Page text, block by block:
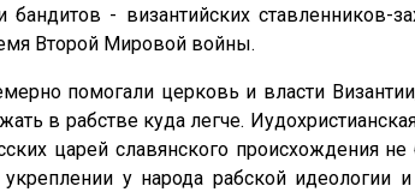
- византийских ставленников-
Второй Мировой войны.
помогали церковь и власти
в рабстве куда легче.
царей славянского происхождения
у народа рабской